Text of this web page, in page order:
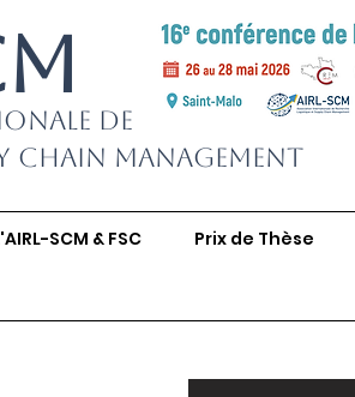
de
Chain Management
SCM & FSC Prix de Thèse